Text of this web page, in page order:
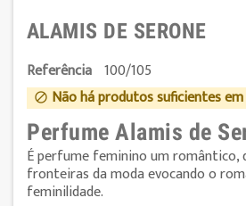
ALAMIS DE SERONE
Referência 100/105
 Não há produtos suficientes
Perfume Alamis de
É perfume feminino um romântico,
fronteiras da moda evocando o
feminilidade.